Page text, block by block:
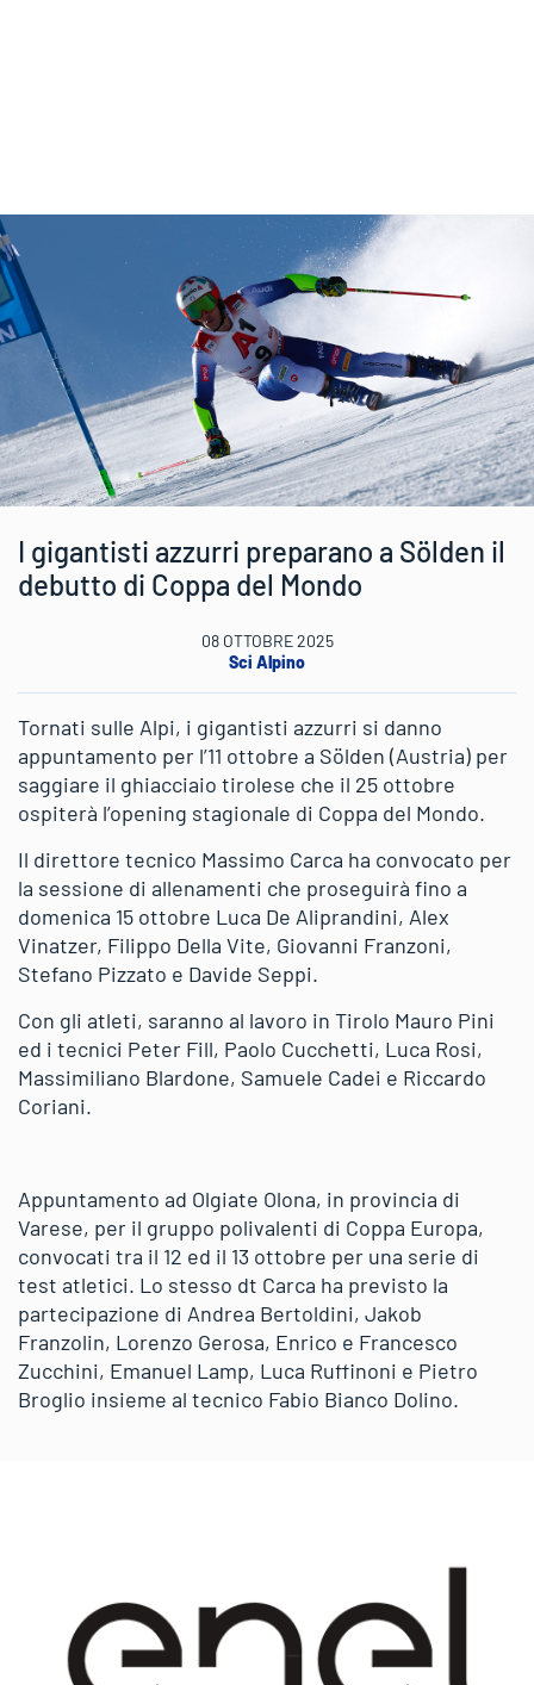
I gigantisti azzurri preparano a Sölden il
debutto di Coppa del Mondo
08 OTTOBRE 2025
Sci Alpino
Tornati sulle Alpi, i gigantisti azzurri si danno
appuntamento per l’11 ottobre a Sölden (Austria) per
saggiare il ghiacciaio tirolese che il 25 ottobre
ospiterà l’opening stagionale di Coppa del Mondo.
Il direttore tecnico Massimo Carca ha convocato per
la sessione di allenamenti che proseguirà fino a
domenica 15 ottobre Luca De Aliprandini, Alex
Vinatzer, Filippo Della Vite, Giovanni Franzoni,
Stefano Pizzato e Davide Seppi.
Con gli atleti, saranno al lavoro in Tirolo Mauro Pini
ed i tecnici Peter Fill, Paolo Cucchetti, Luca Rosi,
Massimiliano Blardone, Samuele Cadei e Riccardo
Coriani.
Appuntamento ad Olgiate Olona, in provincia di
Varese, per il gruppo polivalenti di Coppa Europa,
convocati tra il 12 ed il 13 ottobre per una serie di
test atletici. Lo stesso dt Carca ha previsto la
partecipazione di Andrea Bertoldini, Jakob
Franzolin, Lorenzo Gerosa, Enrico e Francesco
Zucchini, Emanuel Lamp, Luca Ruffinoni e Pietro
Broglio insieme al tecnico Fabio Bianco Dolino.